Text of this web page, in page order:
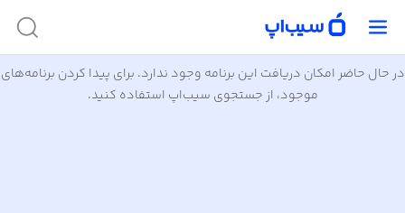
در حال حاضر امکان دریافت این برنامه وجود ندارد. برای پیدا کردن برنامه‌های
موجود، از جستجوی سیب‌اپ استفاده کنید.